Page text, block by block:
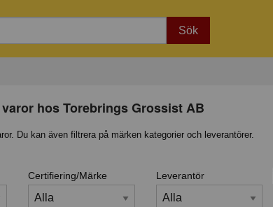
Sök
hos Torebrings Grossist AB
Du kan även filtrera på märken kategorier och leverantörer.
Certifiering/Märke Leverantör